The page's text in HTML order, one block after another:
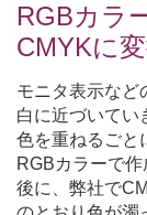
RGBカラ
CMYKに
モニタ表示など
白に近づいてい
色を重ねるごと
RGBカラーで
後に、弊社で